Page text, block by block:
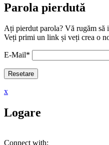
Parola pierdută
Ați pierdut parola? Vă rugăm să
Veți primi un link și veți crea o
E-Mail*
x
Logare
Connect with: